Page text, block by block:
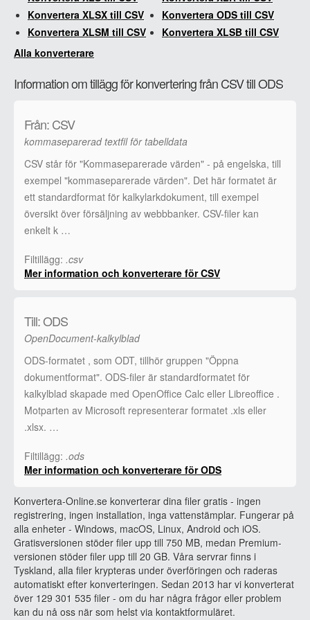
Konvertera XLSX till CSV
Konvertera ODS till CSV
Konvertera XLSM till CSV
Konvertera XLSB till CSV
Alla konverterare
Information om tillägg för konvertering från CSV till ODS
Från: CSV
kommaseparerad textfil för tabelldata
CSV står för "Kommaseparerade värden" - på engelska, till
exempel "kommaseparerade värden". Det här formatet är
ett standardformat för kalkylarkdokument, till exempel
översikt över försäljning av webbbanker. CSV-filer kan
enkelt k …
Filtillägg: .csv
Mer information och konverterare för CSV
Till: ODS
OpenDocument-kalkylblad
ODS-formatet , som ODT, tillhör gruppen "Öppna
dokumentformat". ODS-filer är standardformatet för
kalkylblad skapade med OpenOffice Calc eller Libreoffice .
Motparten av Microsoft representerar formatet .xls eller
.xlsx. …
Filtillägg: .ods
Mer information och konverterare för ODS
Konvertera-Online.se konverterar dina filer gratis - ingen
registrering, ingen installation, inga vattenstämplar. Fungerar på
alla enheter - Windows, macOS, Linux, Android och iOS.
Gratisversionen stöder filer upp till 750 MB, medan Premium-
versionen stöder filer upp till 20 GB. Våra servrar finns i
Tyskland, alla filer krypteras under överföringen och raderas
automatiskt efter konverteringen. Sedan 2013 har vi konverterat
över 129 301 535 filer - om du har några frågor eller problem
kan du nå oss när som helst via kontaktformuläret.